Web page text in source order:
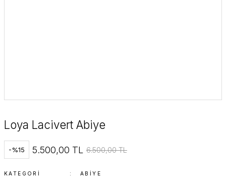
Loya Lacivert Abiye
-%15 5.500,00 TL 6.500,00 TL
KATEGORI ABIYE